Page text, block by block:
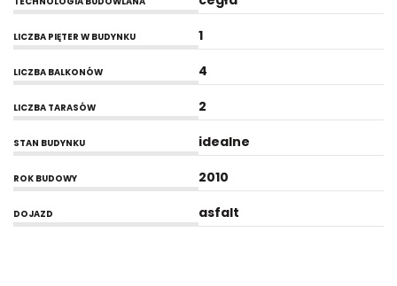
LICZBA PIĘTER W BUDYNKU 1
LICZBA BALKONÓW 4
LICZBA TARASÓW 2
STAN BUDYNKU idealne
ROK BUDOWY 2010
DOJAZD asfalt